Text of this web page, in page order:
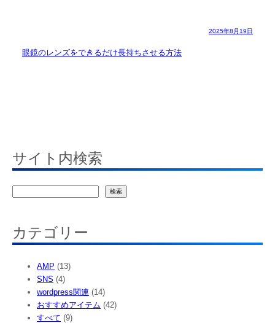
2025年8月19日
眼鏡のレンズをできるだけ長持ちさせる方法
サイト内検索
検索
カテゴリー
AMP (13)
SNS (4)
wordpress関連 (14)
おすすめアイテム (42)
すべて (9)